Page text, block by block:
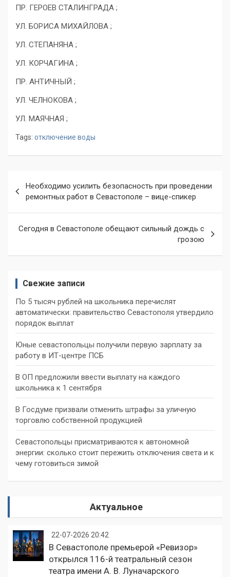
ПР. ГЕРОЕВ СТАЛИНГРАДА ;
УЛ. БОРИСА МИХАЙЛОВА ;
УЛ. СТЕПАНЯНА ;
УЛ. КОРЧАГИНА ;
ПР. АНТИЧНЫЙ ;
УЛ. ЧЕЛНОКОВА ;
УЛ. МАЯЧНАЯ ;
Tags: отключение воды
по
записям
Необходимо усилить безопасность при проведении
ремонтных работ в Севастополе – вице-спикер
Сегодня в Севастополе обещают сильный дождь с
грозою
Свежие записи
По 5 тысяч рублей на школьника перечислят
автоматически: правительство Севастополя утвердило
порядок выплат
Юные севастопольцы получили первую зарплату за
работу в ИТ-центре ПСБ
В ОП предложили ввести выплату на каждого
школьника к 1 сентября
В Госдуме призвали отменить штрафы за уличную
торговлю собственной продукцией
Севастопольцы присматриваются к автономной
энергии: сколько стоит пережить отключения света и к
чему готовиться зимой
Актуальное
22-07-2026 20:42
В Севастополе премьерой «Ревизор»
открылся 116-й театральный сезон
театра имени А. В. Луначарского